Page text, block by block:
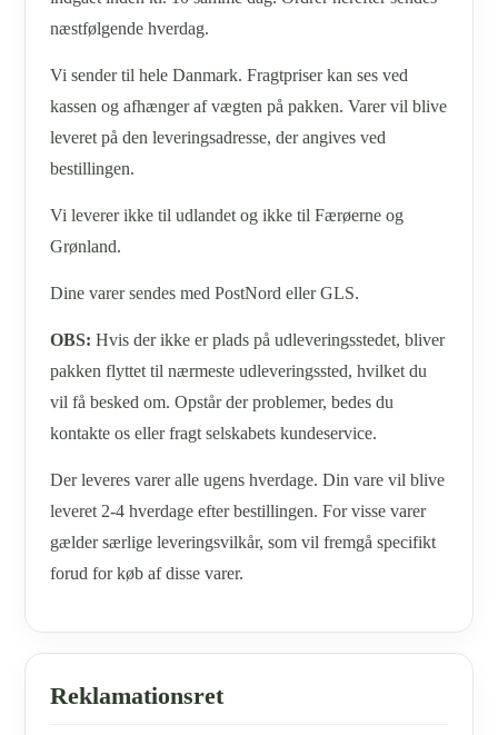
næstfølgende hverdag.
Vi sender til hele Danmark. Fragtpriser kan ses ved
kassen og afhænger af vægten på pakken. Varer vil blive
leveret på den leveringsadresse, der angives ved
bestillingen.
Vi leverer ikke til udlandet og ikke til Færøerne og
Grønland.
Dine varer sendes med PostNord eller GLS.
OBS: Hvis der ikke er plads på udleveringsstedet, bliver
pakken flyttet til nærmeste udleveringssted, hvilket du
vil få besked om. Opstår der problemer, bedes du
kontakte os eller fragt selskabets kundeservice.
Der leveres varer alle ugens hverdage. Din vare vil blive
leveret 2-4 hverdage efter bestillingen. For visse varer
gælder særlige leveringsvilkår, som vil fremgå specifikt
forud for køb af disse varer.
Reklamationsret